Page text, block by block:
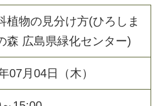
植物の見分け方(ひろしま
森 広島県緑化センター)
07月04日（木）